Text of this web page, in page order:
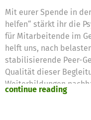
Mit eurer Spende in
helfen“ stärkt ihr die
für Mitarbeitende im
helft uns, nach
stabilisierende Peer-
Qualität dieser
Weiterbildungen
continue reading